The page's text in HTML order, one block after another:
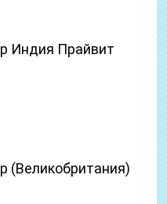
Индия Прайвит
(Великобритания)